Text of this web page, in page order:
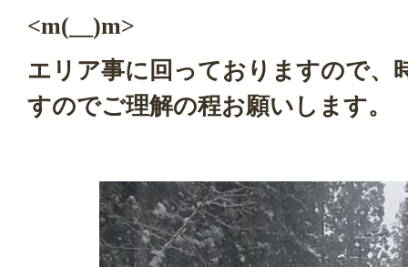
<m(__)m>
エリア事に回っておりますので、
すのでご理解の程お願いします。